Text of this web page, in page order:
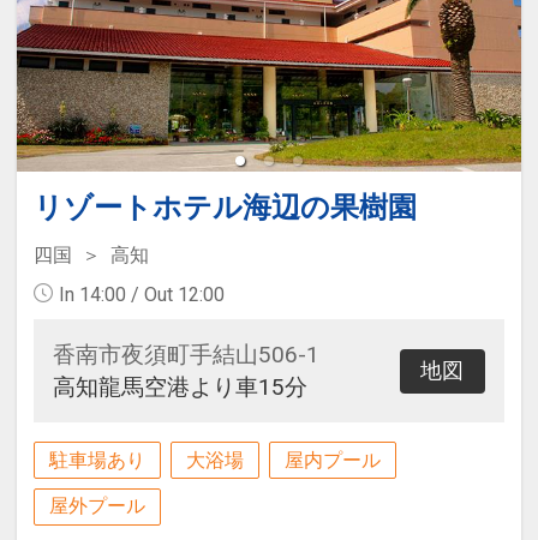
リゾートホテル海辺の果樹園
四国
高知
In 14:00 / Out 12:00
香南市夜須町手結山506-1
高知龍馬空港より車15分
地図
駐車場あり 大浴場 屋内プール
屋外プール